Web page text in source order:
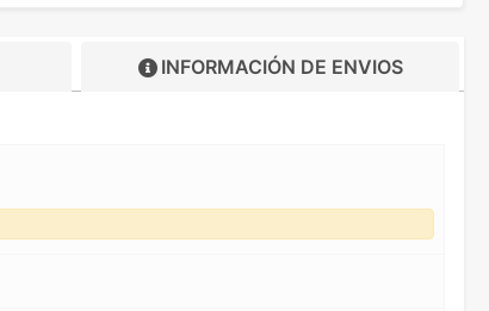
INFORMACIÓN DE ENVIOS